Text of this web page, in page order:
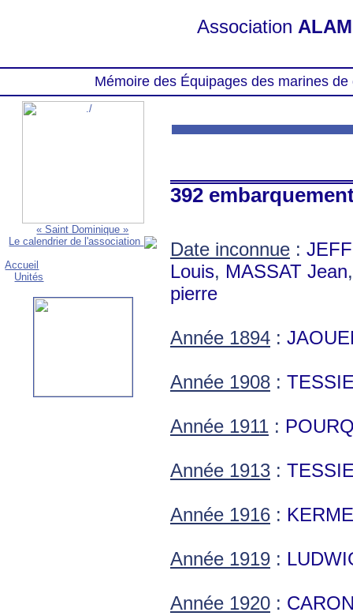
Association
Mémoire des Équipages des marines
« Saint Dominique »
Le calendrier de l'association
Accueil
Unités
392
Date inconnue :
Louis, MASSAT Jean
pierre
Année 1894 :
Année 1908 :
Année 1911 :
Année 1913 :
Année 1916 :
Année 1919 :
Année 1920 :